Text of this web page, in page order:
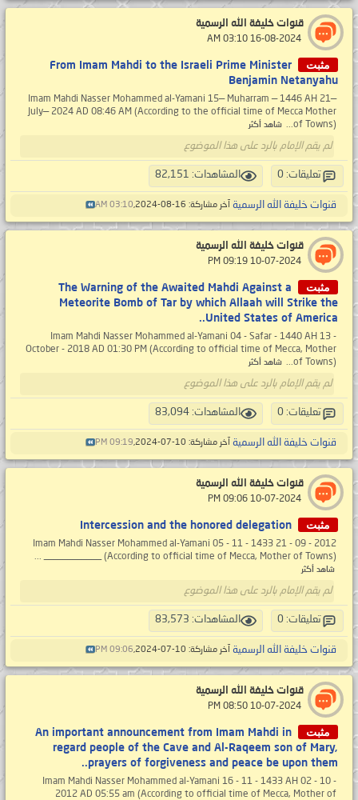
قنوات خليفة الله الرسمية
مثبت
From Imam Mahdi to the Israeli Prime Minister
Benjamin Netanyahu
Imam Mahdi Nasser Mohammed al-Yamani 15— Muharram — 1446 AH 21—
July— 2024 AD 08:46 AM (According to the official time of Mecca Mother
of Towns)...
شاهد أكثر
لم يقم الإمام بالرد على هذا الموضوع
تعليقات: 0 المشاهدات: 82,151
قنوات خليفة الله الرسمية آخر مشاركة: 16-08-2024, 03:10 AM
قنوات خليفة الله الرسمية
مثبت
The Warning of the Awaited Mahdi Against a
Meteorite Bomb of Tar by which Allaah will Strike the
United States of America..
Imam Mahdi Nasser Mohammed al-Yamani 04 - Safar - 1440 AH 13 -
October - 2018 AD 01:30 PM (According to official time of Mecca, Mother
of Towns)...
شاهد أكثر
لم يقم الإمام بالرد على هذا الموضوع
تعليقات: 0 المشاهدات: 83,094
قنوات خليفة الله الرسمية آخر مشاركة: 10-07-2024, 09:19 PM
قنوات خليفة الله الرسمية
مثبت Intercession and the honored delegation
Imam Mahdi Nasser Mohammed al-Yamani 05 - 11 - 1433 21 - 09 - 2012
(According to official time of Mecca, Mother of Towns) ____________ ...
شاهد أكثر
لم يقم الإمام بالرد على هذا الموضوع
تعليقات: 0 المشاهدات: 83,573
قنوات خليفة الله الرسمية آخر مشاركة: 10-07-2024, 09:06 PM
قنوات خليفة الله الرسمية
مثبت
An important announcement from Imam Mahdi in
regard people of the Cave and Al-Raqeem son of Mary,
prayers of forgiveness and peace be upon them..
Imam Mahdi Nasser Mohammed al-Yamani 16 - 11 - 1433 AH 02 - 10 -
2012 AD 05:55 am (According to official time of Mecca, Mother of